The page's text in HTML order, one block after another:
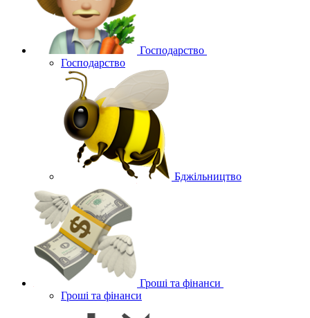
Господарство
Господарство
Бджільництво
Гроші та фінанси
Гроші та фінанси